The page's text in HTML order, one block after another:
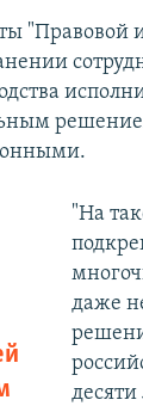
"Правовой
"На
даже